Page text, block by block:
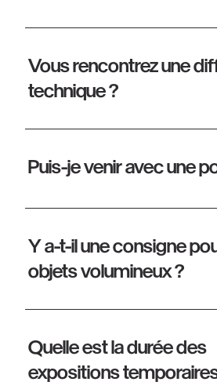
Vous rencontrez une
technique ?
Puis-je venir avec une
Y a-t-il une consigne
objets volumineux ?
Quelle est la durée des
expositions